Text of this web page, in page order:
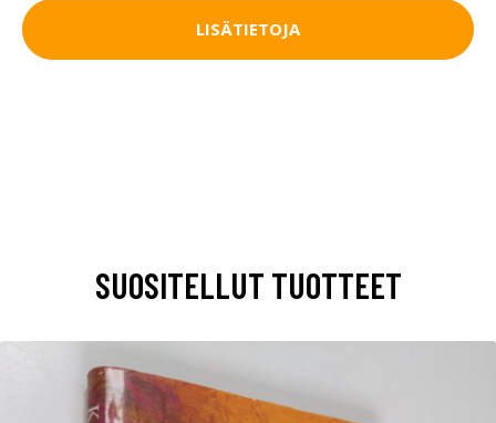
LISÄTIETOJA
SUOSITELLUT TUOTTEET